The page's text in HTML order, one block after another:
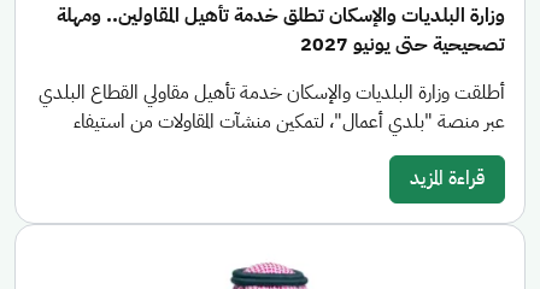
وزارة البلديات والإسكان تطلق خدمة تأهيل المقاولين.. ومهلة
تصحيحية حتى يونيو 2027
أطلقت وزارة البلديات والإسكان خدمة تأهيل مقاولي القطاع البلدي
عبر منصة "بلدي أعمال"، لتمكين منشآت المقاولات من استيفاء
قراءة المزيد